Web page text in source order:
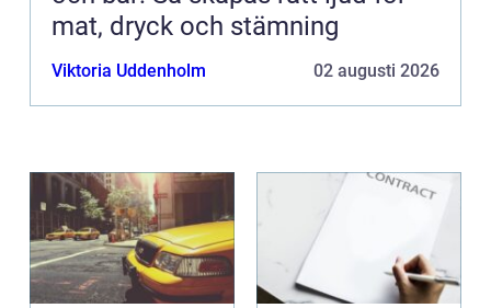
mat, dryck och stämning
Viktoria Uddenholm 02 augusti 2026